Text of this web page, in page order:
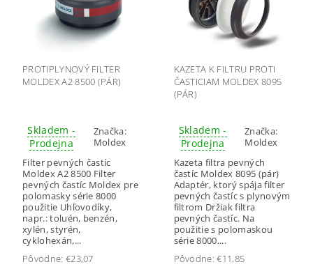
PROTIPLYNOVÝ FILTER
MOLDEX A2 8500 (PÁR)
Skladem -
Prodejna
Značka:
Moldex
Filter pevných častíc
Moldex A2 8500 Filter
pevných častíc Moldex pre
polomasky série 8000
použitie Uhľovodíky,
napr.: toluén, benzén,
xylén, styrén,
cyklohexán,...
Pôvodne: €23,07
KAZETA K FILTRU PROTI
ČASTICIAM MOLDEX 8095
(PÁR)
Skladem -
Prodejna
Značka:
Moldex
Kazeta filtra pevných
častíc Moldex 8095 (pár)
Adaptér, ktorý spája filter
pevných častíc s plynovým
filtrom Držiak filtra
pevných častíc. Na
použitie s polomaskou
série 8000....
Pôvodne:€11,85